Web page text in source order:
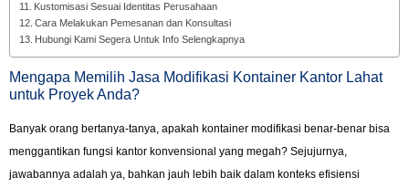
Kustomisasi Sesuai Identitas Perusahaan
Cara Melakukan Pemesanan dan Konsultasi
Hubungi Kami Segera Untuk Info Selengkapnya
Mengapa Memilih Jasa Modifikasi Kontainer Kantor Lahat
untuk Proyek Anda?
Banyak orang bertanya-tanya, apakah kontainer modifikasi benar-benar bisa
menggantikan fungsi kantor konvensional yang megah? Sejujurnya,
jawabannya adalah ya, bahkan jauh lebih baik dalam konteks efisiensi